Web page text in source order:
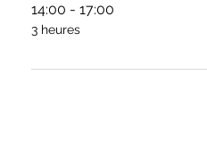
14:00 - 17:00
3 heures